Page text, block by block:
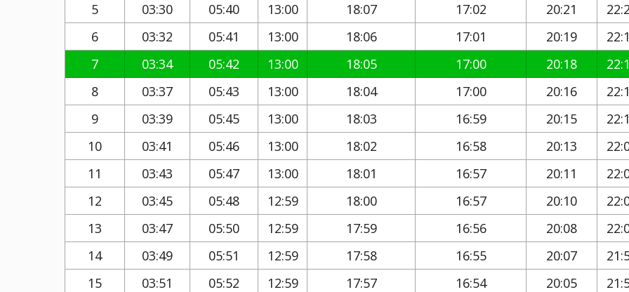
5
03:30 05:40 13:00 18:07 17:02 20:21
6
03:32 05:41 13:00 18:06 17:01 20:19
7
03:34 05:42 13:00 18:05 17:00 20:18
8
03:37 05:43 13:00 18:04 17:00 20:16
9
03:39 05:45 13:00 18:03 16:59 20:15
10
03:41 05:46 13:00 18:02 16:58 20:13
11
03:43 05:47 13:00 18:01 16:57 20:11
12
03:45 05:48 12:59 18:00 16:57 20:10
13
03:47 05:50 12:59 17:59 16:56 20:08
14
03:49 05:51 12:59 17:58 16:55 20:07
15
03:51 05:52 12:59 17:57 16:54 20:05